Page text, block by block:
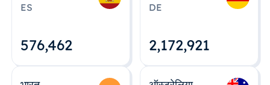
ES
576,463
DE
2,172,922